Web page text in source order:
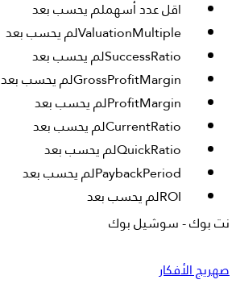
اقل عدد أسهملم يحسب بعد
ValuationMultipleلم يحسب بعد
SuccessRatioلم يحسب بعد
GrossProfitMarginلم يحسب بعد
ProfitMarginلم يحسب بعد
CurrentRatioلم يحسب بعد
QuickRatioلم يحسب بعد
PaybackPeriodلم يحسب بعد
ROIلم يحسب بعد
ProfitabilityIndex
IRRلم يحسب بعد
نت بوك - سوشيل بوك
صهريج الأفكار